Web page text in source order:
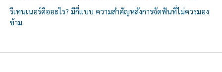
รีเทนเนอร์คืออะไร? มีกี่แบบ ความสำคัญหลังการจัดฟันที่ไม่ควรมอง
ข้าม